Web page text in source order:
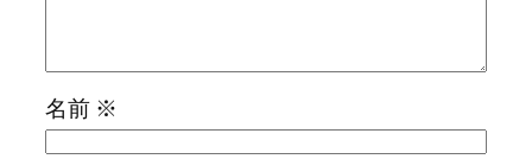
名前 ※